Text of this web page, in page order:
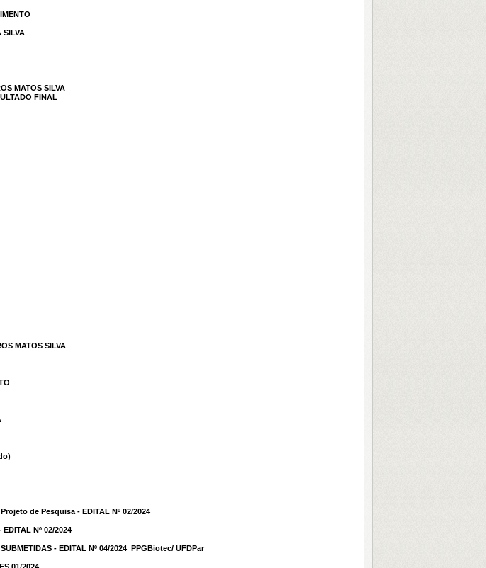
SILVA
MATOS SILVA
FINAL
MATOS SILVA
de Pesquisa - EDITAL Nº 02/2024
Nº 02/2024
- EDITAL Nº 04/2024  PPGBiotec/ UFDPar